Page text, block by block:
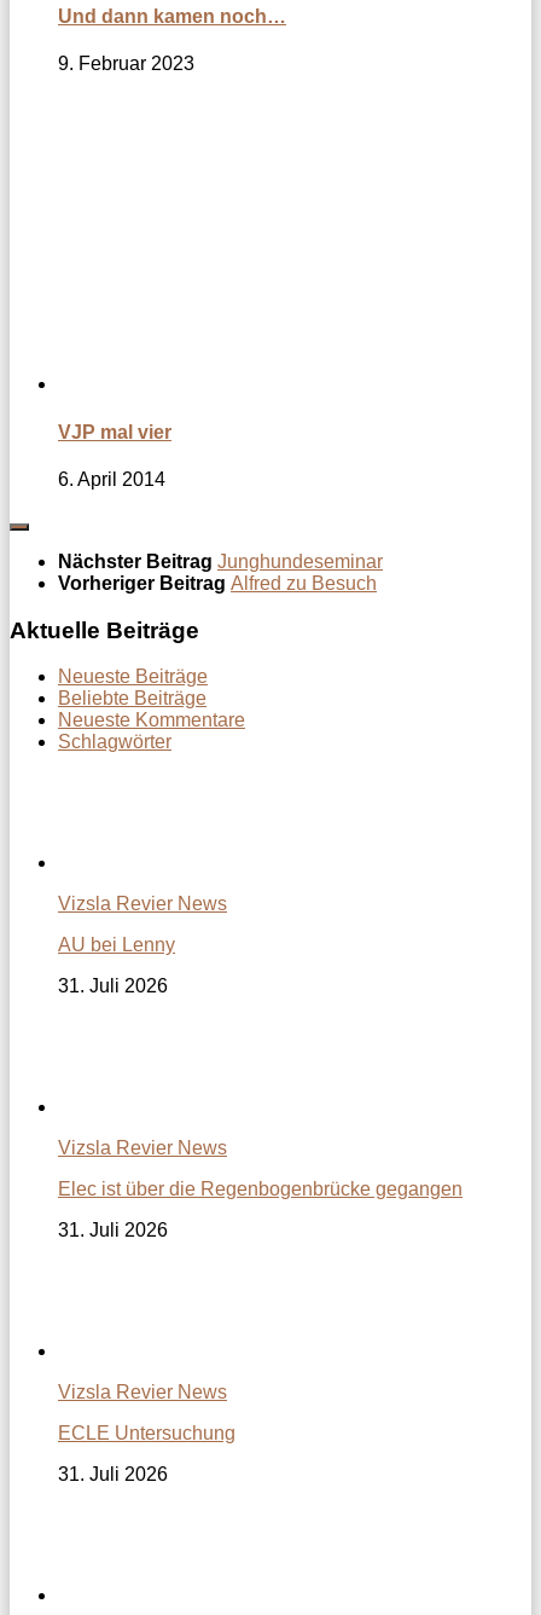
Und dann kamen noch…
9. Februar 2023
VJP mal vier
6. April 2014
Nächster Beitrag Junghundeseminar
Vorheriger Beitrag Alfred zu Besuch
Aktuelle Beiträge
Neueste Beiträge
Beliebte Beiträge
Neueste Kommentare
Schlagwörter
Vizsla Revier News
AU bei Lenny
31. Juli 2026
Vizsla Revier News
Elec ist über die Regenbogenbrücke gegangen
31. Juli 2026
Vizsla Revier News
ECLE Untersuchung
31. Juli 2026